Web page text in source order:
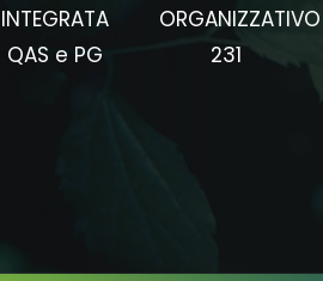
INTEGRATA
QAS e PG
ORGANIZZATIVO
231